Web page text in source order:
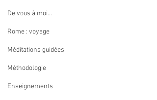
De vous à moi...
Rome : voyage
Méditations guidées
Méthodologie
Enseignements